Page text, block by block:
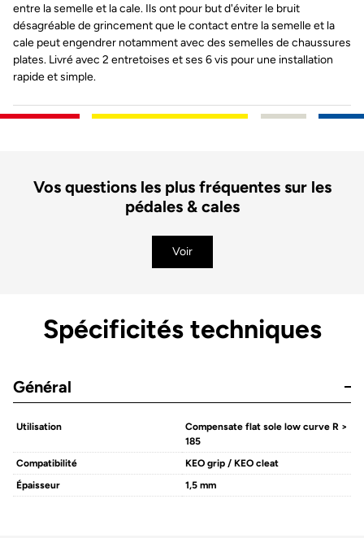
entre la semelle et la cale. Ils ont pour but d'éviter le bruit
désagréable de grincement que le contact entre la semelle et la
cale peut engendrer notamment avec des semelles de chaussures
plates. Livré avec 2 entretoises et ses 6 vis pour une installation
rapide et simple.
Vos questions les plus fréquentes sur les
pédales & cales
Voir
Spécificités techniques
Général
Utilisation
Compensate flat sole low curve R >
185
Compatibilité
KEO grip / KEO cleat
Épaisseur
1,5 mm